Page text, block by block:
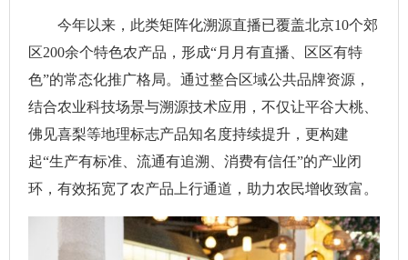
今年以来，此类矩阵化溯源直播已覆盖北京10个郊
区200余个特色农产品，形成“月月有直播、区区有特
色”的常态化推广格局。通过整合区域公共品牌资源，
结合农业科技场景与溯源技术应用，不仅让平谷大桃、
佛见喜梨等地理标志产品知名度持续提升，更构建
起“生产有标准、流通有追溯、消费有信任”的产业闭
环，有效拓宽了农产品上行通道，助力农民增收致富。